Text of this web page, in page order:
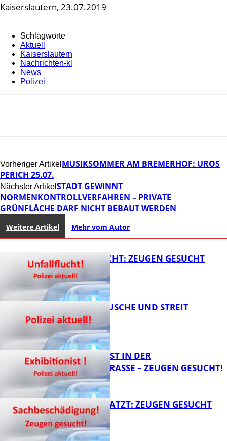
Kaiserslautern, 23.07.2019
Schlagworte
Aktuell
Kaiserslautern
Nachrichten-kl
News
Polizei
Vorheriger Artikel MUSIKSOMMER AM BREMERHOF: UROS
PERICH 25.07.
Nächster Artikel STADT GEWINNT
NORMENKONTROLLVERFAHREN – PRIVATE
GRÜNFLÄCHE DARF NICHT BEBAUT WERDEN
Weitere Artikel Mehr vom Autor
UNFALLFLUCHT: ZEUGEN GESUCHT
KNALLGERÄUSCHE UND STREIT
EXHIBITIONIST IN DER
VELMANNSTRASSE – ZEUGEN GESUCHT!
AUTO ZERKRATZT: ZEUGEN GESUCHT